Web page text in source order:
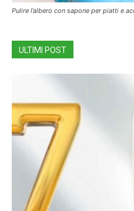
Pulire l’albero con sapone per piatti e
ULTIMI POST